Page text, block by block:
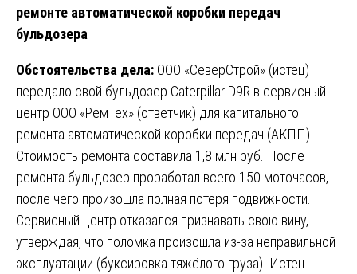
ремонте автоматической коробки передач
бульдозера
Обстоятельства дела: ООО «СеверСтрой» (истец)
передало свой бульдозер Caterpillar D9R в сервисный
центр ООО «РемТех» (ответчик) для капитального
ремонта автоматической коробки передач (АКПП).
Стоимость ремонта составила 1,8 млн руб. После
ремонта бульдозер проработал всего 150 моточасов,
после чего произошла полная потеря подвижности.
Сервисный центр отказался признавать свою вину,
утверждая, что поломка произошла из-за неправильной
эксплуатации (буксировка тяжёлого груза). Истец